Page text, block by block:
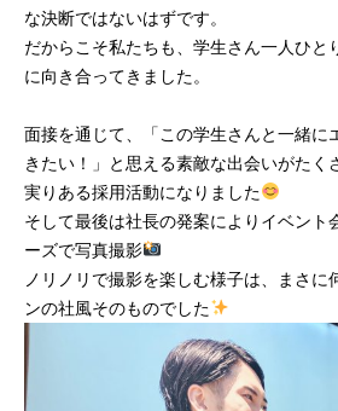
な決断ではないはずです。
だからこそ私たちも、学生さん一人ひと
に向き合ってきました。
面接を通じて、「この学生さんと一緒に
きたい！」と思える素敵な出会いがたく
実りある採用活動になりました
そして最後は社長の発案によりイベント
ーズで写真撮影
ノリノリで撮影を楽しむ様子は、まさに
ンの社風そのものでした